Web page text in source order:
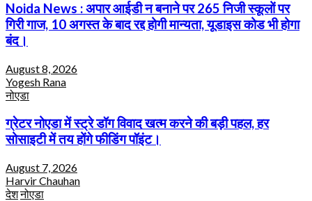
Noida News : अपार आईडी न बनाने पर 265 निजी स्कूलों पर
गिरी गाज, 10 अगस्त के बाद रद्द होगी मान्यता, यूडाइस कोड भी होगा
बंद।
August 8, 2026
Yogesh Rana
नोएडा
ग्रेटर नोएडा में स्ट्रे डॉग विवाद खत्म करने की बड़ी पहल, हर
सोसाइटी में तय होंगे फीडिंग पॉइंट।
August 7, 2026
Harvir Chauhan
देशनोएडा